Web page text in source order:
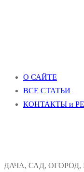
О САЙТЕ
ВСЕ СТАТЬИ
КОНТАКТЫ и
ДАЧА, САД,